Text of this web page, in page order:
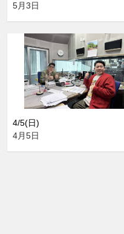
5月3日
4/5(日)
4月5日